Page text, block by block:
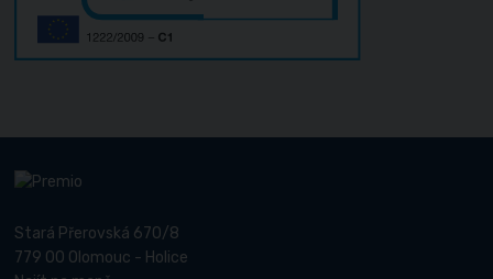
Stará Přerovská 670/8
779 00 Olomouc - Holice